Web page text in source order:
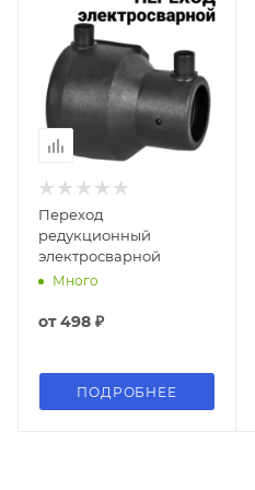
Переход
редукционный
электросварной
Много
от498 ₽
ПОДРОБНЕЕ